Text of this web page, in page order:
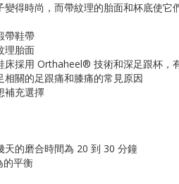
得時尚，而帶紋理的胎面和杯底使它
帶鞋帶
理胎面
床採用 Orthaheel® 技術和深足跟杯
關的足跟痛和膝痛的常見原因
補充選擇
天的磨合時間為 20 到 30 分鐘
的平衡